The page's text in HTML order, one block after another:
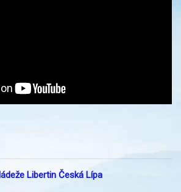
Libertin Česká Lípa